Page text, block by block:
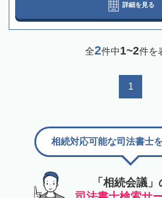
詳細を見る
全2件中1~2件を
1
「相続会議」
相続対応可能な司法書士